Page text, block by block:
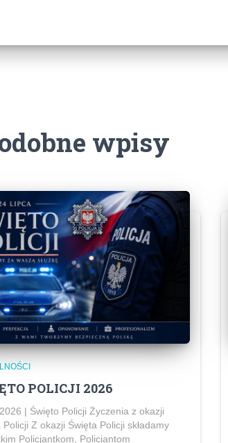
wpisy
POLICJI 2026
| Święto Policji Życzenia z okazji
Policji Z okazji Święta Policji składamy
Policjantkom, Policjantom